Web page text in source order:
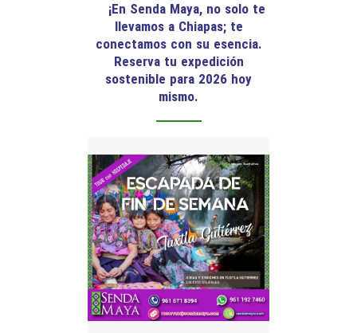
¡En Senda Maya, no solo te
llevamos a Chiapas; te
conectamos con su esencia.
Reserva tu expedición
sostenible para 2026 hoy
mismo.